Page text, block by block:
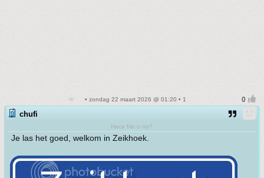
• zondag 22 maart 2026 @ 01:20 • 1
chufi
Hace frio o no?
Je las het goed, welkom in Zeikhoek.